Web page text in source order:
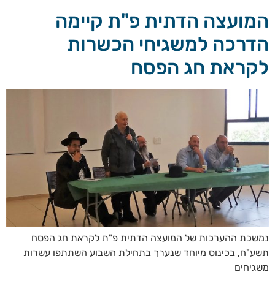
המועצה הדתית פ"ת קיימה
הדרכה למשגיחי הכשרות
לקראת חג הפסח
נמשכת ההערכות של המועצה הדתית פ"ת לקראת חג הפסח
תשע"ח, בכינוס מיוחד שנערך בתחילת השבוע השתתפו עשרות
משגיחים